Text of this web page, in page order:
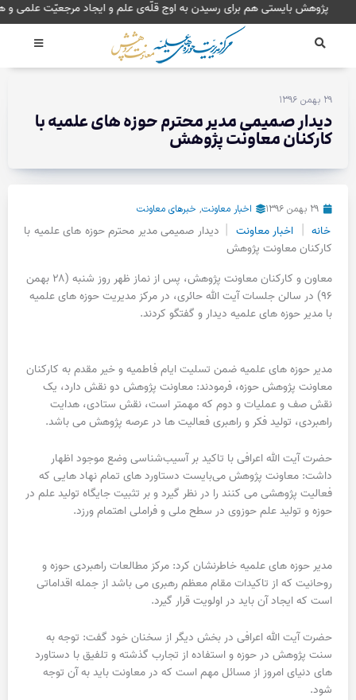
به
پژوهش بایستی هم برای رسیدن به اوج قلّه‌ی علم و ایجاد
۲۹ بهمن ۱۳۹۶
دیدار صمیمی مدیر محترم حوزه های علمیه با
کارکنان معاونت پژوهش
۲۹ بهمن ۱۳۹۶ اخبار معاونت, خبرهای معاونت
خانه | اخبار معاونت | دیدار صمیمی مدیر محترم حوزه های علمیه با
کارکنان معاونت پژوهش
معاون و کارکنان معاونت پژوهش، پس از نماز ظهر روز شنبه (۲۸ بهمن
۹۶) در سالن جلسات آیت الله حائری، در مرکز مدیریت حوزه های علمیه
با مدیر حوزه های علمیه دیدار و گفتگو کردند.
مدیر حوزه های علمیه ضمن تسلیت ایام فاطمیه و خیر مقدم به کارکنان
معاونت پژوهش حوزه، فرمودند: معاونت پژوهش دو نقش دارد، یک
نقش صف و عملیات و دوم که مهمتر است، نقش ستادی، هدایت
راهبردی، تولید فکر و راهبری فعالیت ها در عرصه پژوهش می باشد.
حضرت آیت الله اعرافی با تاکید بر آسیب‌شناسی وضع موجود اظهار
داشت: معاونت پژوهش می‌بایست دستاورد های تمام نهاد هایی که
فعالیت پژوهشی می کنند را در نظر گیرد و بر تثبیت جایگاه تولید علم در
حوزه و تولید علم حوزوی در سطح ملی و فراملی اهتمام ورزد.
مدیر حوزه های علمیه خاطرنشان کرد: مرکز مطالعات راهبردی حوزه و
روحانیت که از تاکیدات مقام معظم رهبری می باشد از جمله اقداماتی
است که ایجاد آن باید در اولویت قرار گیرد.
حضرت آیت الله اعرافی در بخش دیگر از سخنان خود گفت: توجه به
سنت پژوهش در حوزه و استفاده از تجارب گذشته و تلفیق با دستاورد
های دنیای امروز از مسائل مهم است که در معاونت باید به آن توجه
شود.